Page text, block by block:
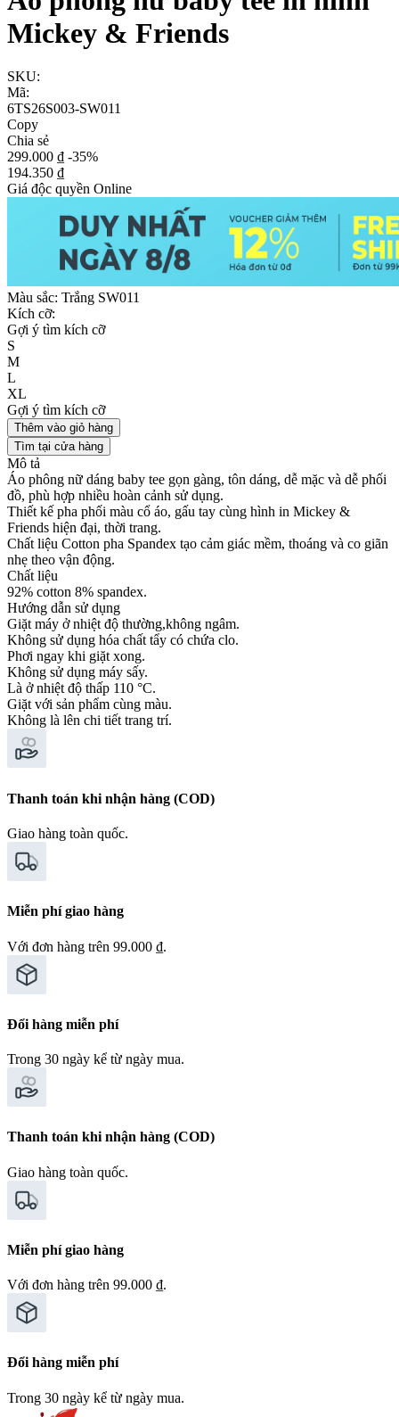
Mickey & Friends
SKU:
Mã:
6TS26S003-SW011
Copy
Chia sẻ
299.000 ₫ -35%
194.350 ₫
Giá độc quyền Online
Màu sắc: Trắng SW011
Kích cỡ:
Gợi ý tìm kích cỡ
S
M
L
XL
Gợi ý tìm kích cỡ
Thêm vào giỏ hàng
Tìm tại cửa hàng
Mô tả
Áo phông nữ dáng baby tee gọn gàng, tôn dáng, dễ mặc và dễ phối
đồ, phù hợp nhiều hoàn cảnh sử dụng.
Thiết kế pha phối màu cổ áo, gấu tay cùng hình in Mickey &
Friends hiện đại, thời trang.
Chất liệu Cotton pha Spandex tạo cảm giác mềm, thoáng và co giãn
nhẹ theo vận động.
Chất liệu
92% cotton 8% spandex.
Hướng dẫn sử dụng
Giặt máy ở nhiệt độ thường,không ngâm.
Không sử dụng hóa chất tẩy có chứa clo.
Phơi ngay khi giặt xong.
Không sử dụng máy sấy.
Là ở nhiệt độ thấp 110 °C.
Giặt với sản phẩm cùng màu.
Không là lên chi tiết trang trí.
Thanh toán khi nhận hàng (COD)
Giao hàng toàn quốc.
Miễn phí giao hàng
Với đơn hàng trên 99.000 ₫.
Đổi hàng miễn phí
Trong 30 ngày kể từ ngày mua.
Thanh toán khi nhận hàng (COD)
Giao hàng toàn quốc.
Miễn phí giao hàng
Với đơn hàng trên 99.000 ₫.
Đổi hàng miễn phí
Trong 30 ngày kể từ ngày mua.